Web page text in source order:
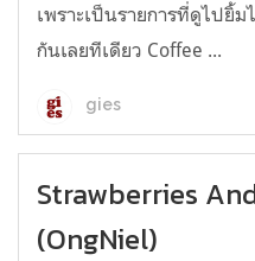
เพราะเป็นรายการที่ดูไปยิ้
กันเลยทีเดียว Coffee ...
gies
Strawberries
(OngNiel)